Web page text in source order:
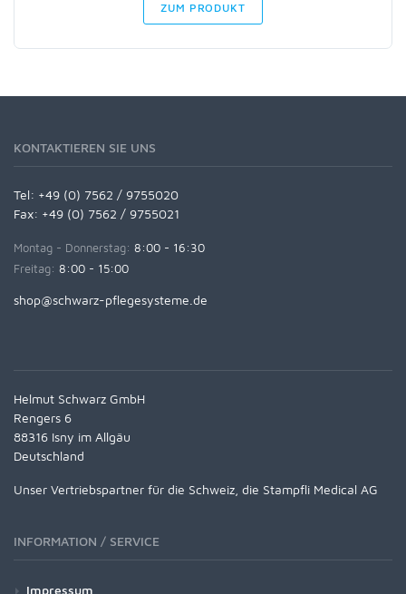
ZUM PRODUKT
KONTAKTIEREN SIE UNS
Tel: +49 (0) 7562 / 9755020
Fax: +49 (0) 7562 / 9755021
Montag - Donnerstag: 8:00 - 16:30
Freitag: 8:00 - 15:00
shop@schwarz-pflegesysteme.de
Helmut Schwarz GmbH
Rengers 6
88316 Isny im Allgäu
Deutschland
Unser Vertriebspartner für die Schweiz, die Stampfli Medical AG
INFORMATION / SERVICE
Impressum